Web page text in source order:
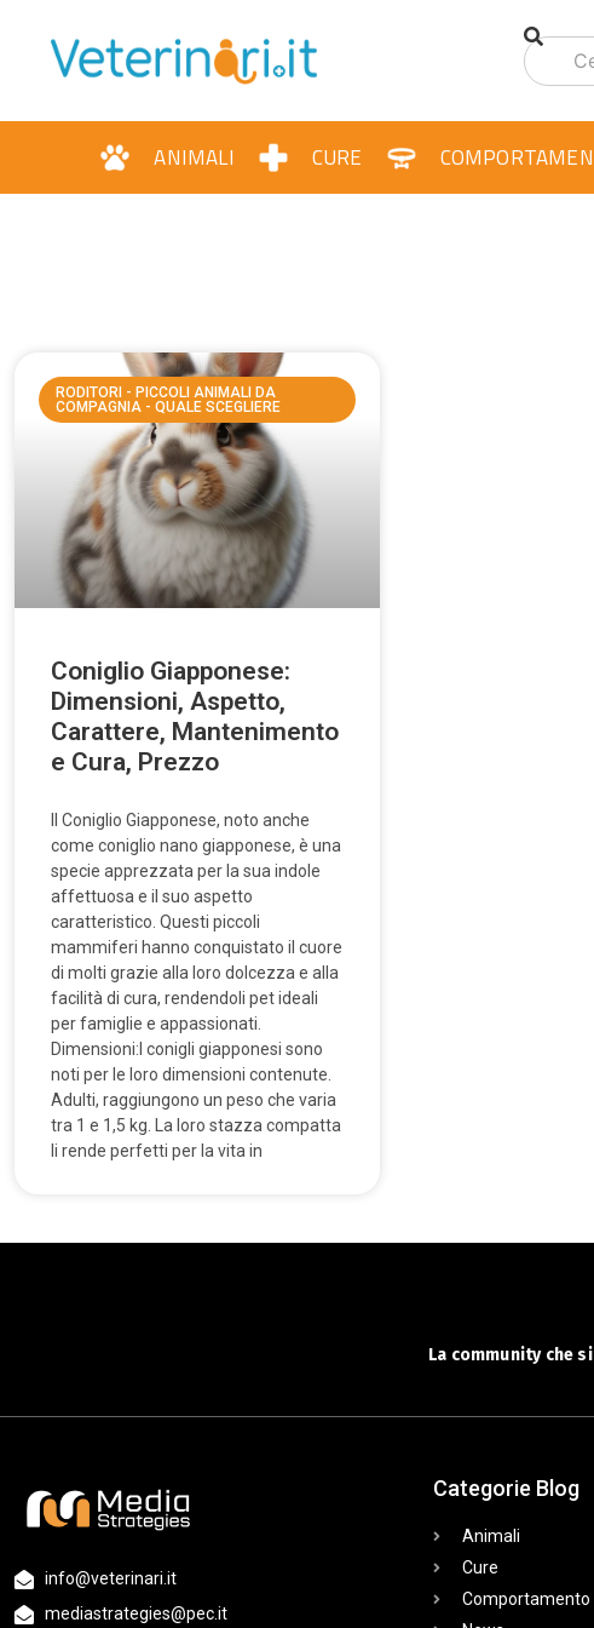
ANIMALI CURE
RODITORI - PICCOLI ANIMALI DA
COMPAGNIA - QUALE SCEGLIERE
Coniglio Giapponese:
Dimensioni, Aspetto,
Carattere, Mantenimento
e Cura, Prezzo
Il Coniglio Giapponese, noto anche
come coniglio nano giapponese, è una
specie apprezzata per la sua indole
affettuosa e il suo aspetto
caratteristico. Questi piccoli
mammiferi hanno conquistato il cuore
di molti grazie alla loro dolcezza e alla
facilità di cura, rendendoli pet ideali
per famiglie e appassionati.
Dimensioni:I conigli giapponesi sono
noti per le loro dimensioni contenute.
Adulti, raggiungono un peso che varia
tra 1 e 1,5 kg. La loro stazza compatta
li rende perfetti per la vita in
La community che
info@veterinari.it
mediastrategies@pec.it
Categorie Blog
Animali
Cure
Comportamento